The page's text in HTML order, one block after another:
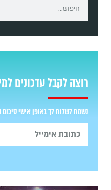
רוצה לקבל עדכונים
נשמח לשלוח לך באופן אישי